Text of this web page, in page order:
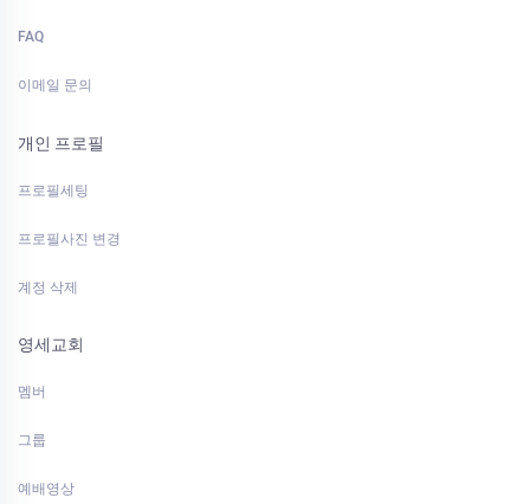
FAQ
이메일 문의
개인 프로필
프로필세팅
프로필사진 변경
계정 삭제
영세교회
멤버
그룹
예배영상